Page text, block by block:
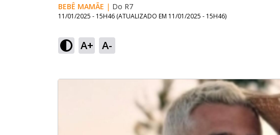
BEBÊ MAMÃE | Do R7
11/01/2025 - 15H46 (ATUALIZADO EM 11/01/2025 - 15H46)
A+ A-